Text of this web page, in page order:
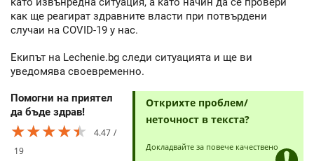
как ще реагират здравните власти при потвърдени
случаи на COVID-19 у нас.
Екипът на Lechenie.bg следи ситуацията и ще ви
уведомява своевременно.
Помогни на приятел
да бъде здрав!
★★★★★
★★★★★
★★★★★
4.47
19
Открихте проблем/
неточност в текста?
Докладвайте за повече качествено